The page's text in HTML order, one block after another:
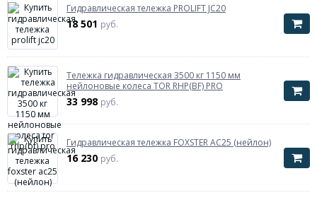
Гидравлическая тележка PROLIFT JC20
18 501 руб.
Тележка гидравлическая 3500 кг 1150 мм
нейлоновые колеса TOR RHP(BF) PRO
33 998 руб.
Гидравлическая тележка FOXSTER AC25 (нейлон)
16 230 руб.